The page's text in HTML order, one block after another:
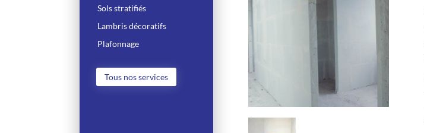
Sols stratifiés
Lambris décoratifs
Plafonnage
Tous nos services